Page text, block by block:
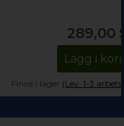
289,00
Lägg i
Finns i lager (Lev. 1-3